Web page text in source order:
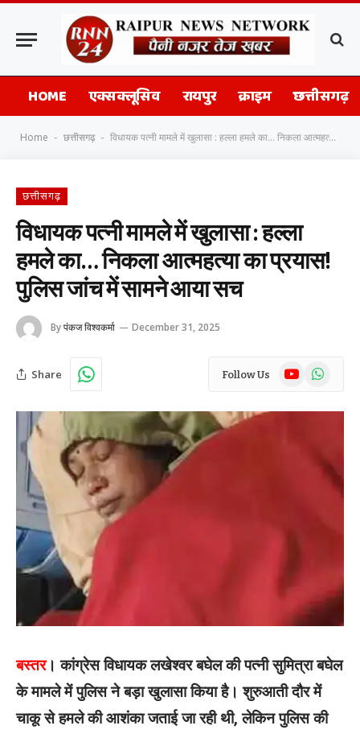
HOME एक्सक्लूसिव रायपुर क्राइम छत्तीसगढ़
Home - छत्तीसगढ़ - विधायक पत्नी मामले में खुलासा : हल्ला हमले का… निकला आत्महत्या का प्रयास! पुलिस जांच में सामने आया सच
छत्तीसगढ़
विधायक पत्नी मामले में खुलासा : हल्ला
हमले का… निकला आत्महत्या का प्रयास!
पुलिस जांच में सामने आया सच
Byपंकज विश्वकर्मा December 31, 2025
Share Follow Us YouTubeWhatsApp
बस्तर। कांग्रेस विधायक लखेश्वर बघेल की पत्नी सुमित्रा बघेल
के मामले में पुलिस ने बड़ा खुलासा किया है। शुरुआती दौर में
चाकू से हमले की आशंका जताई जा रही थी, लेकिन पुलिस की